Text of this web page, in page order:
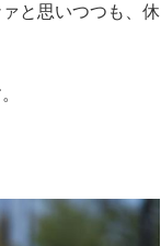
と思いつつも、休